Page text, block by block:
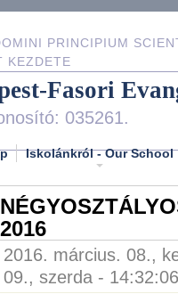
PRINCIPIUM
KEZDETE
Fasori
035261.
Iskolánkról - Our School
2016
2016. március. 08.,
09., szerda - 14:32:06